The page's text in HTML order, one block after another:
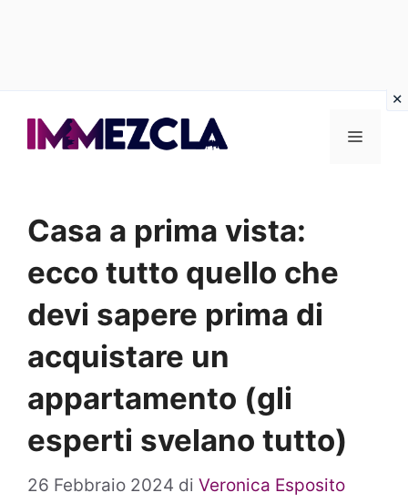
Menu
Casa a prima vista:
ecco tutto quello che
devi sapere prima di
acquistare un
appartamento (gli
esperti svelano tutto)
26 Febbraio 2024 di Veronica Esposito